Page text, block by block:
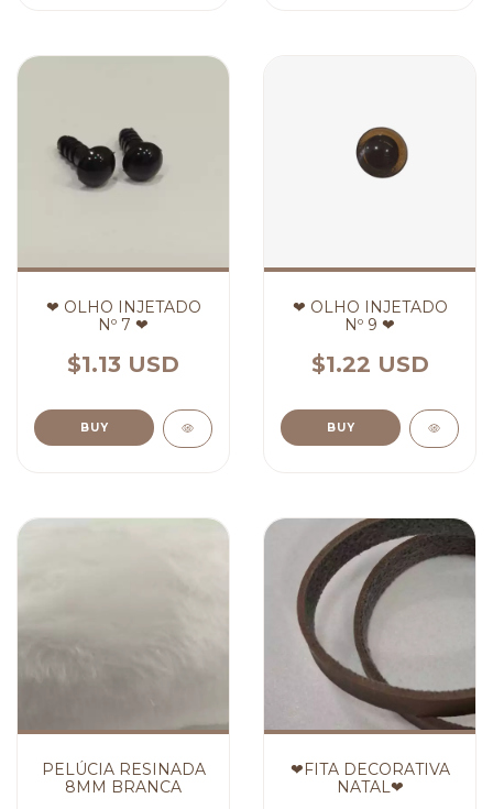
❤ OLHO INJETADO
Nº 7 ❤
$1.13 USD
❤ OLHO INJETADO
Nº 9 ❤
$1.22 USD
PELÚCIA RESINADA
8MM BRANCA
❤FITA DECORATIVA
NATAL❤